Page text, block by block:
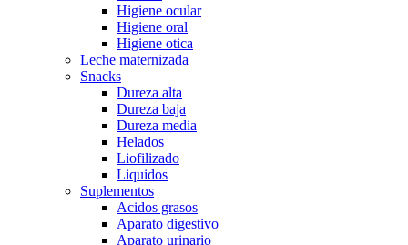
Higiene ocular
Higiene oral
Higiene otica
Leche maternizada
Snacks
Dureza alta
Dureza baja
Dureza media
Helados
Liofilizado
Liquidos
Suplementos
Acidos grasos
Aparato digestivo
Aparato urinario